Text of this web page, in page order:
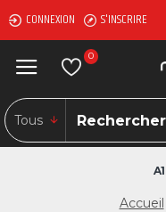
CONNEXION S'INSCRIRE
0
Tous
Accueil